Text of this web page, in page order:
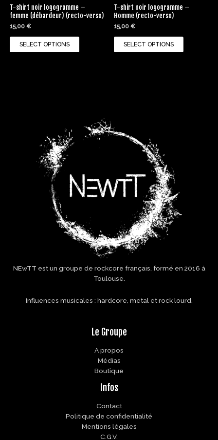
T-shirt noir logogramme –
femme (débardeur) (recto-verso)
15,00 €
SELECT OPTIONS
the
product
T-shirt noir logogramme –
Homme (recto-verso)
15,00 €
SELECT OPTIONS
the
NEwTT est un groupe de rockcore français, formé en 2016 à
Toulouse.
Influences musicales : hardcore, metal et rock lourd.
Le Groupe
A propos
Médias
Boutique
Infos
Contact
Politique de confidentialité
Mentions légales
C.G.V.